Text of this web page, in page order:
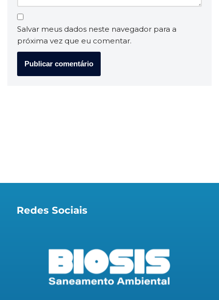
Salvar meus dados neste navegador para a
próxima vez que eu comentar.
Redes Sociais